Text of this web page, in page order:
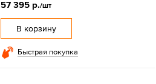
57 395 р./шт
В корзину
Быстрая покупка